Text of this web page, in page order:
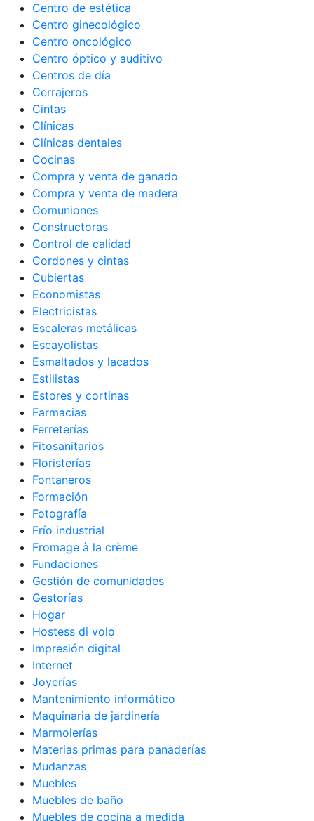
Centro de estética
Centro ginecológico
Centro oncológico
Centro óptico y auditivo
Centros de día
Cerrajeros
Cintas
Clínicas
Clínicas dentales
Cocinas
Compra y venta de ganado
Compra y venta de madera
Comuniones
Constructoras
Control de calidad
Cordones y cintas
Cubiertas
Economistas
Electricistas
Escaleras metálicas
Escayolistas
Esmaltados y lacados
Estilistas
Estores y cortinas
Farmacias
Ferreterías
Fitosanitarios
Floristerías
Fontaneros
Formación
Fotografía
Frío industrial
Fromage à la crème
Fundaciones
Gestión de comunidades
Gestorías
Hogar
Hostess di volo
Impresión digital
Internet
Joyerías
Mantenimiento informático
Maquinaria de jardinería
Marmolerías
Materias primas para panaderías
Mudanzas
Muebles
Muebles de baño
Muebles de cocina a medida